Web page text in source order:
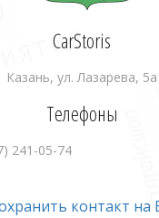
CarStoris
Казань, ул. Лазарева, 5а
Телефоны
241-05-74
контакт на